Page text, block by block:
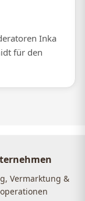
Inka
für den
Vermarktung &